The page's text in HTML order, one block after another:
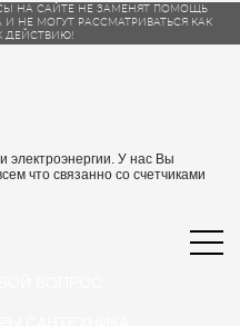
НА САЙТЕ НЕ ЗАМЕНЯТ ПОМОЩЬ
НЕ МОГУТ РАССМАТРИВАТЬСЯ КАК
ДЕЙСТВИЮ!
электроэнергии. У нас Вы
что связанно со счетчиками